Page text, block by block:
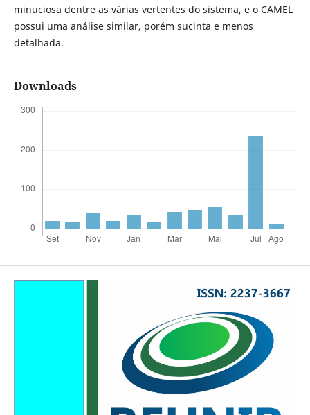
minuciosa dentre as várias vertentes do sistema, e o CAMEL
possui uma análise similar, porém sucinta e menos
detalhada.
Downloads